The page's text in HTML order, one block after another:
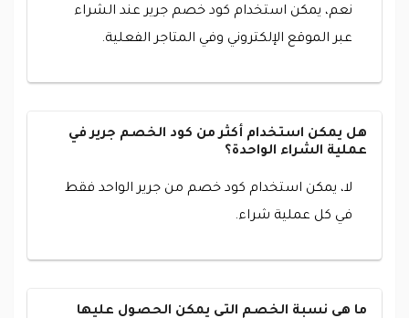
نعم، يمكن استخدام كود خصم جرير عند الشراء
عبر الموقع الإلكتروني وفي المتاجر الفعلية.
هل يمكن استخدام أكثر من كود الخصم جرير في
عملية الشراء الواحدة؟
لا، يمكن استخدام كود خصم من جرير الواحد فقط
في كل عملية شراء.
ما هي نسبة الخصم التي يمكن الحصول عليها